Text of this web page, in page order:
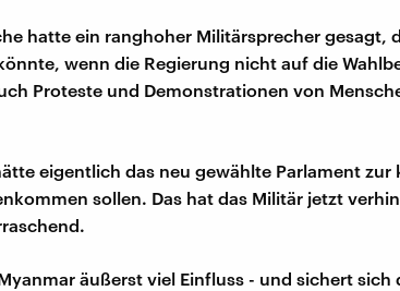
hatte ein ranghoher Militärsprecher gesagt,
wenn die Regierung nicht auf die
Proteste und Demonstrationen von
eigentlich das neu gewählte Parlament
sollen. Das hat das Militär jetzt
äußerst viel Einfluss - und sichert sich